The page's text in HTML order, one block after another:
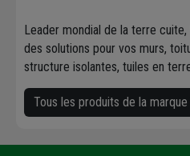
Leader mondial de la terre
des solutions pour vos murs,
structure isolantes, tuiles en
Tous les produits de la